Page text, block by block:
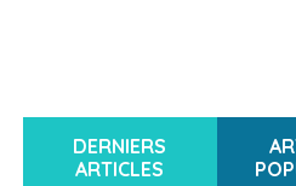
DERNIERS
ARTICLES